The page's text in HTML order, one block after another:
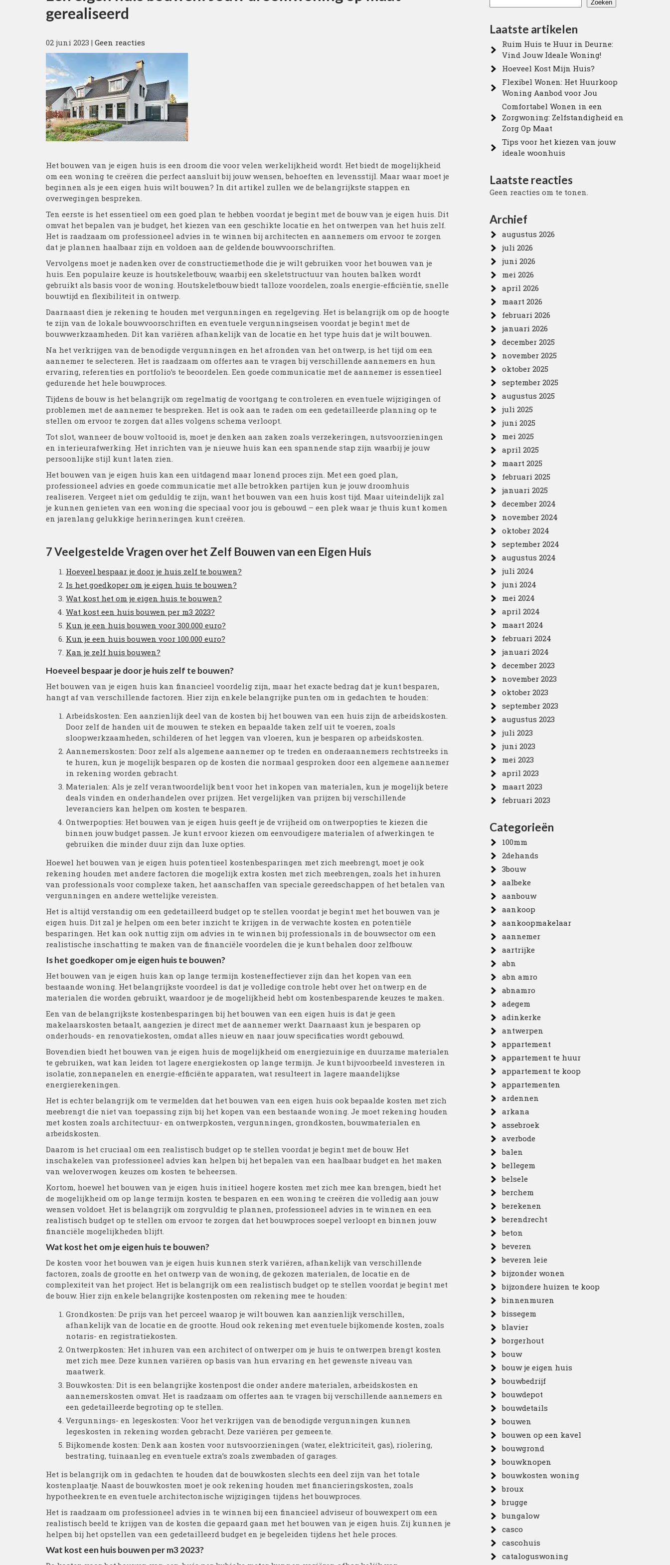
gerealiseerd
02 juni 2023 | Geen reacties
Het bouwen van je eigen huis is een droom die voor velen werkelijkheid wordt. Het biedt de mogelijkheid
om een woning te creëren die perfect aansluit bij jouw wensen, behoeften en levensstijl. Maar waar moet je
beginnen als je een eigen huis wilt bouwen? In dit artikel zullen we de belangrijkste stappen en
overwegingen bespreken.
Ten eerste is het essentieel om een goed plan te hebben voordat je begint met de bouw van je eigen huis. Dit
omvat het bepalen van je budget, het kiezen van een geschikte locatie en het ontwerpen van het huis zelf.
Het is raadzaam om professioneel advies in te winnen bij architecten en aannemers om ervoor te zorgen
dat je plannen haalbaar zijn en voldoen aan de geldende bouwvoorschriften.
Vervolgens moet je nadenken over de constructiemethode die je wilt gebruiken voor het bouwen van je
huis. Een populaire keuze is houtskeletbouw, waarbij een skeletstructuur van houten balken wordt
gebruikt als basis voor de woning. Houtskeletbouw biedt talloze voordelen, zoals energie-efficiëntie, snelle
bouwtijd en flexibiliteit in ontwerp.
Daarnaast dien je rekening te houden met vergunningen en regelgeving. Het is belangrijk om op de hoogte
te zijn van de lokale bouwvoorschriften en eventuele vergunningseisen voordat je begint met de
bouwwerkzaamheden. Dit kan variëren afhankelijk van de locatie en het type huis dat je wilt bouwen.
Na het verkrijgen van de benodigde vergunningen en het afronden van het ontwerp, is het tijd om een
aannemer te selecteren. Het is raadzaam om offertes aan te vragen bij verschillende aannemers en hun
ervaring, referenties en portfolio’s te beoordelen. Een goede communicatie met de aannemer is essentieel
gedurende het hele bouwproces.
Tijdens de bouw is het belangrijk om regelmatig de voortgang te controleren en eventuele wijzigingen of
problemen met de aannemer te bespreken. Het is ook aan te raden om een gedetailleerde planning op te
stellen om ervoor te zorgen dat alles volgens schema verloopt.
Tot slot, wanneer de bouw voltooid is, moet je denken aan zaken zoals verzekeringen, nutsvoorzieningen
en interieurafwerking. Het inrichten van je nieuwe huis kan een spannende stap zijn waarbij je jouw
persoonlijke stijl kunt laten zien.
Het bouwen van je eigen huis kan een uitdagend maar lonend proces zijn. Met een goed plan,
professioneel advies en goede communicatie met alle betrokken partijen kun je jouw droomhuis
realiseren. Vergeet niet om geduldig te zijn, want het bouwen van een huis kost tijd. Maar uiteindelijk zal
je kunnen genieten van een woning die speciaal voor jou is gebouwd – een plek waar je thuis kunt komen
en jarenlang gelukkige herinneringen kunt creëren.
7 Veelgestelde Vragen over het Zelf Bouwen van een Eigen Huis
Hoeveel bespaar je door je huis zelf te bouwen?
Is het goedkoper om je eigen huis te bouwen?
Wat kost het om je eigen huis te bouwen?
Wat kost een huis bouwen per m3 2023?
Kun je een huis bouwen voor 300.000 euro?
Kun je een huis bouwen voor 100.000 euro?
Kan je zelf huis bouwen?
Hoeveel bespaar je door je huis zelf te bouwen?
Het bouwen van je eigen huis kan financieel voordelig zijn, maar het exacte bedrag dat je kunt besparen,
hangt af van verschillende factoren. Hier zijn enkele belangrijke punten om in gedachten te houden:
Arbeidskosten: Een aanzienlijk deel van de kosten bij het bouwen van een huis zijn de arbeidskosten.
Door zelf de handen uit de mouwen te steken en bepaalde taken zelf uit te voeren, zoals
sloopwerkzaamheden, schilderen of het leggen van vloeren, kun je besparen op arbeidskosten.
Aannemerskosten: Door zelf als algemene aannemer op te treden en onderaannemers rechtstreeks in
te huren, kun je mogelijk besparen op de kosten die normaal gesproken door een algemene aannemer
in rekening worden gebracht.
Materialen: Als je zelf verantwoordelijk bent voor het inkopen van materialen, kun je mogelijk betere
deals vinden en onderhandelen over prijzen. Het vergelijken van prijzen bij verschillende
leveranciers kan helpen om kosten te besparen.
Ontwerpopties: Het bouwen van je eigen huis geeft je de vrijheid om ontwerpopties te kiezen die
binnen jouw budget passen. Je kunt ervoor kiezen om eenvoudigere materialen of afwerkingen te
gebruiken die minder duur zijn dan luxe opties.
Hoewel het bouwen van je eigen huis potentieel kostenbesparingen met zich meebrengt, moet je ook
rekening houden met andere factoren die mogelijk extra kosten met zich meebrengen, zoals het inhuren
van professionals voor complexe taken, het aanschaffen van speciale gereedschappen of het betalen van
vergunningen en andere wettelijke vereisten.
Het is altijd verstandig om een gedetailleerd budget op te stellen voordat je begint met het bouwen van je
eigen huis. Dit zal je helpen om een beter inzicht te krijgen in de verwachte kosten en potentiële
besparingen. Het kan ook nuttig zijn om advies in te winnen bij professionals in de bouwsector om een
realistische inschatting te maken van de financiële voordelen die je kunt behalen door zelfbouw.
Is het goedkoper om je eigen huis te bouwen?
Het bouwen van je eigen huis kan op lange termijn kosteneffectiever zijn dan het kopen van een
bestaande woning. Het belangrijkste voordeel is dat je volledige controle hebt over het ontwerp en de
materialen die worden gebruikt, waardoor je de mogelijkheid hebt om kostenbesparende keuzes te maken.
Een van de belangrijkste kostenbesparingen bij het bouwen van een eigen huis is dat je geen
makelaarskosten betaalt, aangezien je direct met de aannemer werkt. Daarnaast kun je besparen op
onderhouds- en renovatiekosten, omdat alles nieuw en naar jouw specificaties wordt gebouwd.
Bovendien biedt het bouwen van je eigen huis de mogelijkheid om energiezuinige en duurzame materialen
te gebruiken, wat kan leiden tot lagere energiekosten op lange termijn. Je kunt bijvoorbeeld investeren in
isolatie, zonnepanelen en energie-efficiënte apparaten, wat resulteert in lagere maandelijkse
energierekeningen.
Het is echter belangrijk om te vermelden dat het bouwen van een eigen huis ook bepaalde kosten met zich
meebrengt die niet van toepassing zijn bij het kopen van een bestaande woning. Je moet rekening houden
met kosten zoals architectuur- en ontwerpkosten, vergunningen, grondkosten, bouwmaterialen en
arbeidskosten.
Daarom is het cruciaal om een realistisch budget op te stellen voordat je begint met de bouw. Het
inschakelen van professioneel advies kan helpen bij het bepalen van een haalbaar budget en het maken
van weloverwogen keuzes om kosten te beheersen.
Kortom, hoewel het bouwen van je eigen huis initieel hogere kosten met zich mee kan brengen, biedt het
de mogelijkheid om op lange termijn kosten te besparen en een woning te creëren die volledig aan jouw
wensen voldoet. Het is belangrijk om zorgvuldig te plannen, professioneel advies in te winnen en een
realistisch budget op te stellen om ervoor te zorgen dat het bouwproces soepel verloopt en binnen jouw
financiële mogelijkheden blijft.
Wat kost het om je eigen huis te bouwen?
De kosten voor het bouwen van je eigen huis kunnen sterk variëren, afhankelijk van verschillende
factoren, zoals de grootte en het ontwerp van de woning, de gekozen materialen, de locatie en de
complexiteit van het project. Het is belangrijk om een realistisch budget op te stellen voordat je begint met
de bouw. Hier zijn enkele belangrijke kostenposten om rekening mee te houden:
Grondkosten: De prijs van het perceel waarop je wilt bouwen kan aanzienlijk verschillen,
afhankelijk van de locatie en de grootte. Houd ook rekening met eventuele bijkomende kosten, zoals
notaris- en registratiekosten.
Ontwerpkosten: Het inhuren van een architect of ontwerper om je huis te ontwerpen brengt kosten
met zich mee. Deze kunnen variëren op basis van hun ervaring en het gewenste niveau van
maatwerk.
Bouwkosten: Dit is een belangrijke kostenpost die onder andere materialen, arbeidskosten en
aannemerskosten omvat. Het is raadzaam om offertes aan te vragen bij verschillende aannemers en
een gedetailleerde begroting op te stellen.
Vergunnings- en legeskosten: Voor het verkrijgen van de benodigde vergunningen kunnen
legeskosten in rekening worden gebracht. Deze variëren per gemeente.
Bijkomende kosten: Denk aan kosten voor nutsvoorzieningen (water, elektriciteit, gas), riolering,
bestrating, tuinaanleg en eventuele extra’s zoals zwembaden of garages.
Het is belangrijk om in gedachten te houden dat de bouwkosten slechts een deel zijn van het totale
kostenplaatje. Naast de bouwkosten moet je ook rekening houden met financieringskosten, zoals
hypotheekrente en eventuele architectonische wijzigingen tijdens het bouwproces.
Het is raadzaam om professioneel advies in te winnen bij een financieel adviseur of bouwexpert om een
realistisch beeld te krijgen van de kosten die gepaard gaan met het bouwen van je eigen huis. Zij kunnen je
helpen bij het opstellen van een gedetailleerd budget en je begeleiden tijdens het hele proces.
Wat kost een huis bouwen per m3 2023?
Zoeken
Laatste artikelen
Ruim Huis te Huur in Deurne:
Vind Jouw Ideale Woning!
Hoeveel Kost Mijn Huis?
Flexibel Wonen: Het Huurkoop
Woning Aanbod voor Jou
Comfortabel Wonen in een
Zorgwoning: Zelfstandigheid en
Zorg Op Maat
Tips voor het kiezen van jouw
ideale woonhuis
Laatste reacties
Geen reacties om te tonen.
Archief
augustus 2026
juli 2026
juni 2026
mei 2026
april 2026
maart 2026
februari 2026
januari 2026
december 2025
november 2025
oktober 2025
september 2025
augustus 2025
juli 2025
juni 2025
mei 2025
april 2025
maart 2025
februari 2025
januari 2025
december 2024
november 2024
oktober 2024
september 2024
augustus 2024
juli 2024
juni 2024
mei 2024
april 2024
maart 2024
februari 2024
januari 2024
december 2023
november 2023
oktober 2023
september 2023
augustus 2023
juli 2023
juni 2023
mei 2023
april 2023
maart 2023
februari 2023
Categorieën
100mm
2dehands
3bouw
aalbeke
aanbouw
aankoop
aankoopmakelaar
aannemer
aartrijke
abn
abn amro
abnamro
adegem
adinkerke
antwerpen
appartement
appartement te huur
appartement te koop
appartementen
ardennen
arkana
assebroek
averbode
balen
bellegem
belsele
berchem
berekenen
berendrecht
beton
beveren
beveren leie
bijzonder wonen
bijzondere huizen te koop
binnenmuren
bissegem
blavier
borgerhout
bouw
bouw je eigen huis
bouwbedrijf
bouwdepot
bouwdetails
bouwen
bouwen op een kavel
bouwgrond
bouwknopen
bouwkosten woning
broux
brugge
bungalow
casco
cascohuis
cataloguswoning